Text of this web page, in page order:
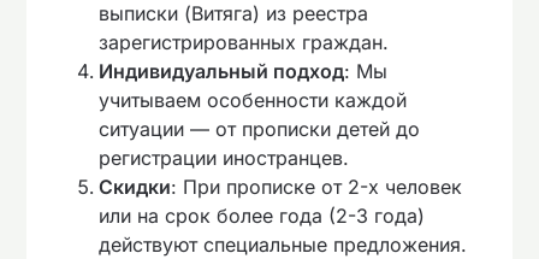
выписки (Витяга) из реестра
зарегистрированных граждан.
Индивидуальный подход: Мы
учитываем особенности каждой
ситуации — от прописки детей до
регистрации иностранцев.
Скидки: При прописке от 2-х человек
или на срок более года (2-3 года)
действуют специальные предложения.